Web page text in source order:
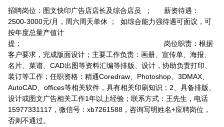
招聘岗位：图文快印广告店店长及综合店员 ； 薪资待遇：
2500-3000元/月，周六周天单休 ； 如综合能力强待遇可面议，可
按年度总量产值计
提； 岗位职责：根据
客户要求，完成版面设计；主要工作负责：画册、宣传单、海报、
名片、菜谱、CAD出图等资料汇编等排版、设计，协助负责打印、
装订等工作；任职资格：精通Coredraw、Photoshop、3DMAX、
AutoCAD、offices等相关软件，具有相关印刷知识；2、具备排版、
设计或图文广告相关工作1年以上经验；联系方式：王先生，电话
15977331117，微信号：xb7261588，咨询写明姓名+应聘岗位，
否则不通过。